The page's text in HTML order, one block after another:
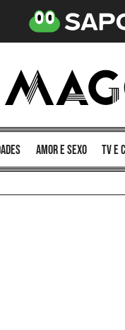
amor e sexo TV e